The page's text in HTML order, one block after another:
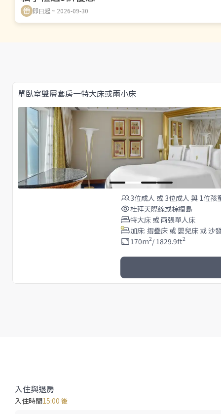
即日起 ~ 2026-09-30
單臥室雙層套房一特大床或兩小床
3位成人 或 3位成人 與 1位孩
杜拜天際線或棕櫚島
特大床 或 兩張單人床
加床: 摺疊床 或 嬰兒床 或 沙
170m2/ 1829.9ft2
入住與退房
入住時間15:00 後